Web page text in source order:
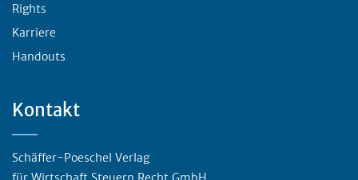
Rights
Karriere
Handouts
Kontakt
Schäffer-Poeschel Verlag